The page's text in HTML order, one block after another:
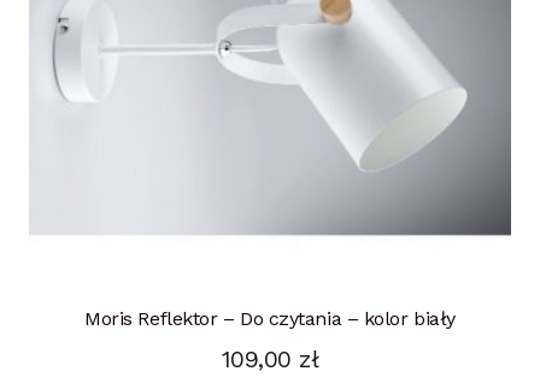
Moris Reflektor – Do czytania – kolor biały
109,00 zł